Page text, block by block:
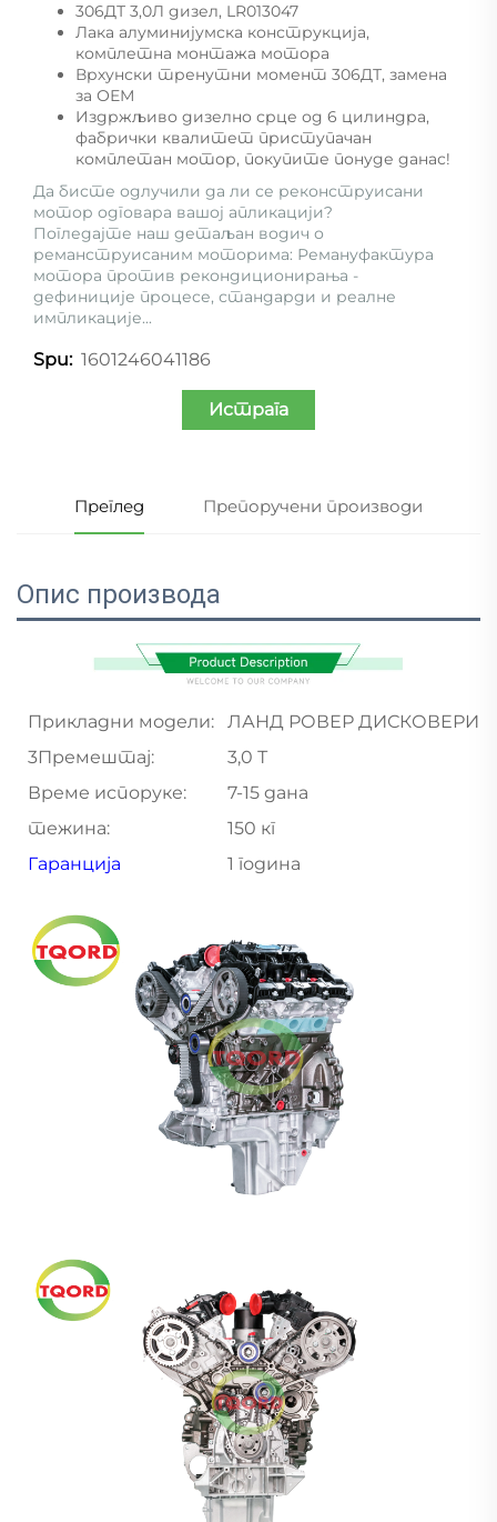
306ДТ 3,0Л дизел, LR013047
Лака алуминијумска конструкција,
комплетна монтажа мотора
Врхунски тренутни момент 306ДТ, замена
за ОЕМ
Издржљиво дизелно срце од 6 цилиндра,
фабрички квалитет приступачан
комплетан мотор, покупите понуде данас!
Да бисте одлучили да ли се реконструисани
мотор одговара вашој апликацији?
Погледајте наш детаљан водич о
реманструисаним моторима: Ремануфактура
мотора против рекондиционирања -
дефиниције процесе, стандарди и реалне
импликације...
Spu: 1601246041186
Истрага
Преглед Препоручени производи
Опис производа
Прикладни модели:
ЛАНД РОВЕР ДИСКОВЕРИ
3Премештај:
3,0 Т
Време испоруке:
7-15 дана
тежина:
150 кг
Гаранција
1 година